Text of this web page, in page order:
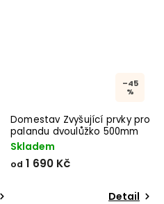
–45
%
Domestav Zvyšující prvky pro
palandu dvoulůžko 500mm
Skladem
od 1 690 Kč
Detail